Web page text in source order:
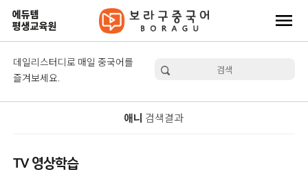
menu
데일리스터디로 매일 중국어를
즐겨보세요.
애니 검색결과
TV 영상학습